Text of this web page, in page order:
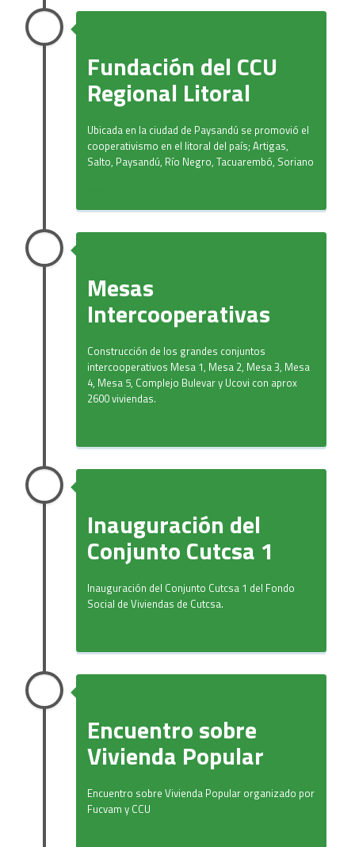
Fundación del CCU
Regional Litoral
Ubicada en la ciudad de Paysandú se promovió el
cooperativismo en el litoral del país; Artigas,
Salto, Paysandú, Río Negro, Tacuarembó, Soriano
Mesas
Intercooperativas
Construcción de los grandes conjuntos
intercooperativos Mesa 1, Mesa 2, Mesa 3, Mesa
4, Mesa 5, Complejo Bulevar y Ucovi con aprox
2600 viviendas.
Inauguración del
Conjunto Cutcsa 1
Inauguración del Conjunto Cutcsa 1 del Fondo
Social de Viviendas de Cutcsa.
Encuentro sobre
Vivienda Popular
Encuentro sobre Vivienda Popular organizado por
Fucvam y CCU